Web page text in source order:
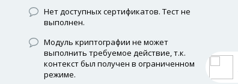
Нет доступных сертификатов. Тест не
выполнен.
Модуль криптографии не может
выполнить требуемое действие, т.к.
контекст был получен в ограниченном
режиме.